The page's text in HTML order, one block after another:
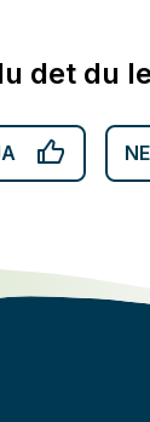
det du